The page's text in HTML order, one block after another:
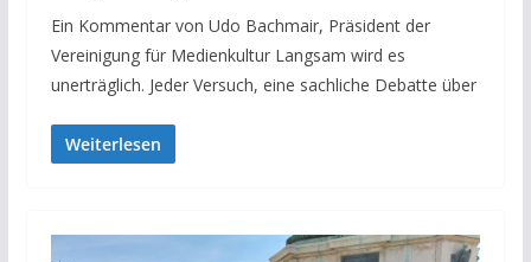
Ein Kommentar von Udo Bachmair, Präsident der
Vereinigung für Medienkultur Langsam wird es
unerträglich. Jeder Versuch, eine sachliche Debatte über
Weiterlesen